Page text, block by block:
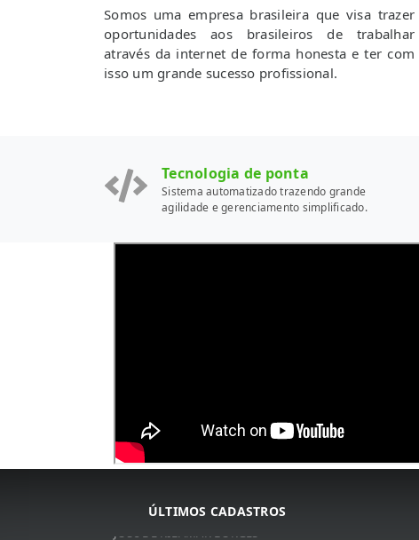
Somos uma empresa brasileira que visa trazer
oportunidades aos brasileiros de trabalhar
através da internet de forma honesta e ter com
isso um grande sucesso profissional.
Tecnologia de ponta
Sistema automatizado trazendo grande
agilidade e gerenciamento simplificado.
ÚLTIMOS CADASTROS
ARNALDO JOSé DA COSTA